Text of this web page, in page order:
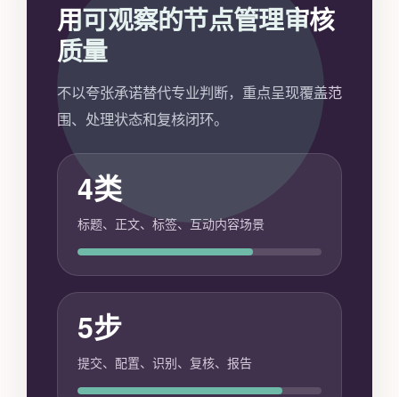
用可观察的节点管理审核
质量
不以夸张承诺替代专业判断，重点呈现覆盖范
围、处理状态和复核闭环。
4类
标题、正文、标签、互动内容场景
5步
提交、配置、识别、复核、报告